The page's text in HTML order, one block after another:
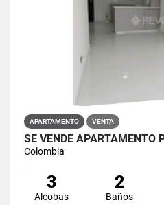
APARTAMENTO VENTA
Colombia
3
Alcobas
2
Baños